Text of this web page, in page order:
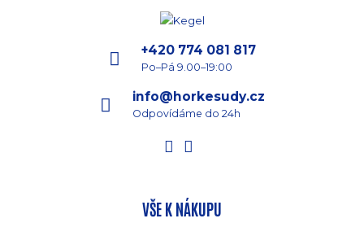
+420 774 081 817
Po–Pá 9.00–19:00
info@horkesudy.cz
Odpovídáme do 24h
VŠE K NÁKUPU